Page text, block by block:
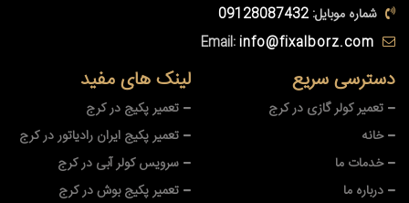
لینک های مفید
تعمیر پکیج در کرج
تعمیر پکیج ایران رادیاتور در کرج
سرویس کولر آبی در کرج
تعمیر پکیج بوش در کرج
دسترسی سریع
تعمیر کولر گازی در کرج
خانه
خدمات ما
درباره ما
شماره موبایل: 09128087432
Email:info@fixalborz.com